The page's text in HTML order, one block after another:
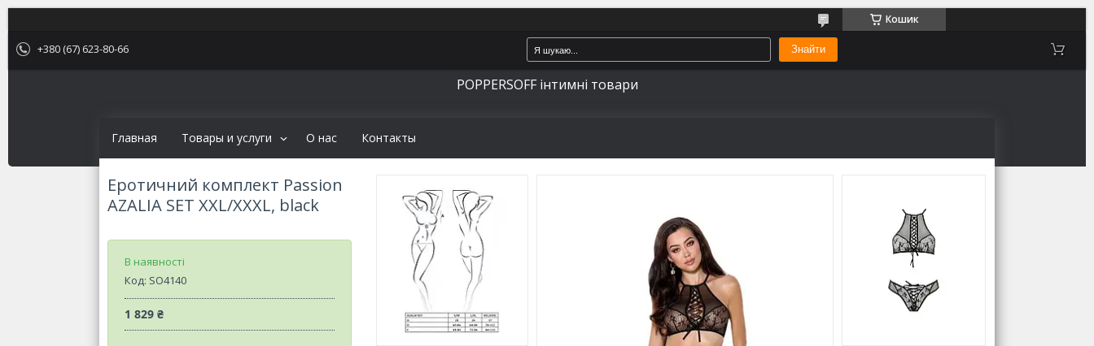
Кошик
+380 (67) 623-80-66 Знайти
POPPERSOFF інтимні товари
Главная Товары и услуги О нас Контакты
Еротичний комплект Passion
AZALIA SET XXL/XXXL, black
В наявності
Код: SO4140
1 829 ₴